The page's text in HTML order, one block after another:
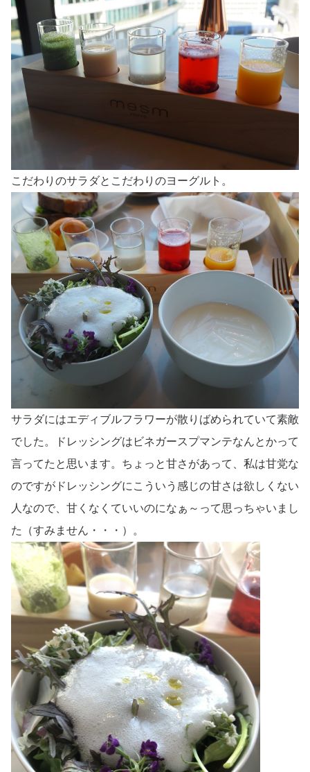
こだわりのサラダとこだわりのヨーグルト。
サラダにはエディブルフラワーが散りばめられていて素敵
でした。ドレッシングはビネガースプマンテなんとかって
言ってたと思います。ちょっと甘さがあって、私は甘党な
のですがドレッシングにこういう感じの甘さは欲しくない
人なので、甘くなくていいのになぁ～って思っちゃいまし
た（すみません・・・）。